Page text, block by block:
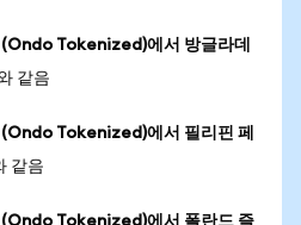
Tokenized)에서 방글라데
같음
Tokenized)에서 필리핀 페
같음
Tokenized)에서 폴란드 즐